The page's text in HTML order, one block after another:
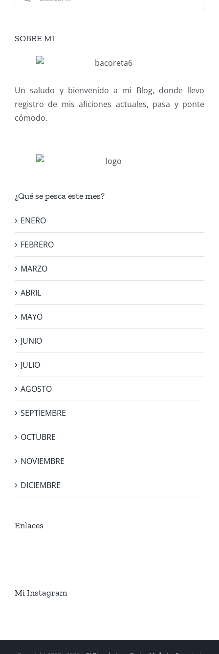
SOBRE MI
Un saludo y bienvenido a mi Blog, donde llevo
registro de mis aficiones actuales, pasa y ponte
cómodo.
¿Qué se pesca este mes?
ENERO
FEBRERO
MARZO
ABRIL
MAYO
JUNIO
JULIO
AGOSTO
SEPTIEMBRE
OCTUBRE
NOVIEMBRE
DICIEMBRE
Enlaces
Mi Instagram